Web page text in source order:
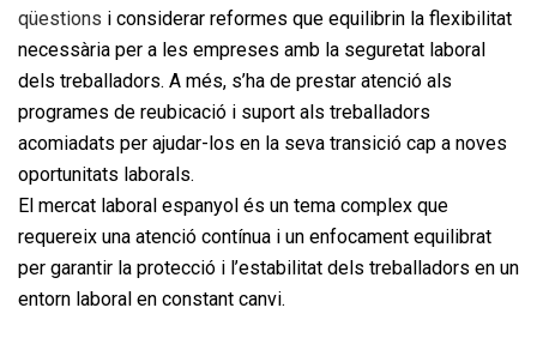
qüestions i considerar reformes que equilibrin la flexibilitat
necessària per a les empreses amb la seguretat laboral
dels treballadors. A més, s’ha de prestar atenció als
programes de reubicació i suport als treballadors
acomiadats per ajudar-los en la seva transició cap a noves
oportunitats laborals.
El mercat laboral espanyol és un tema complex que
requereix una atenció contínua i un enfocament equilibrat
per garantir la protecció i l’estabilitat dels treballadors en un
entorn laboral en constant canvi.